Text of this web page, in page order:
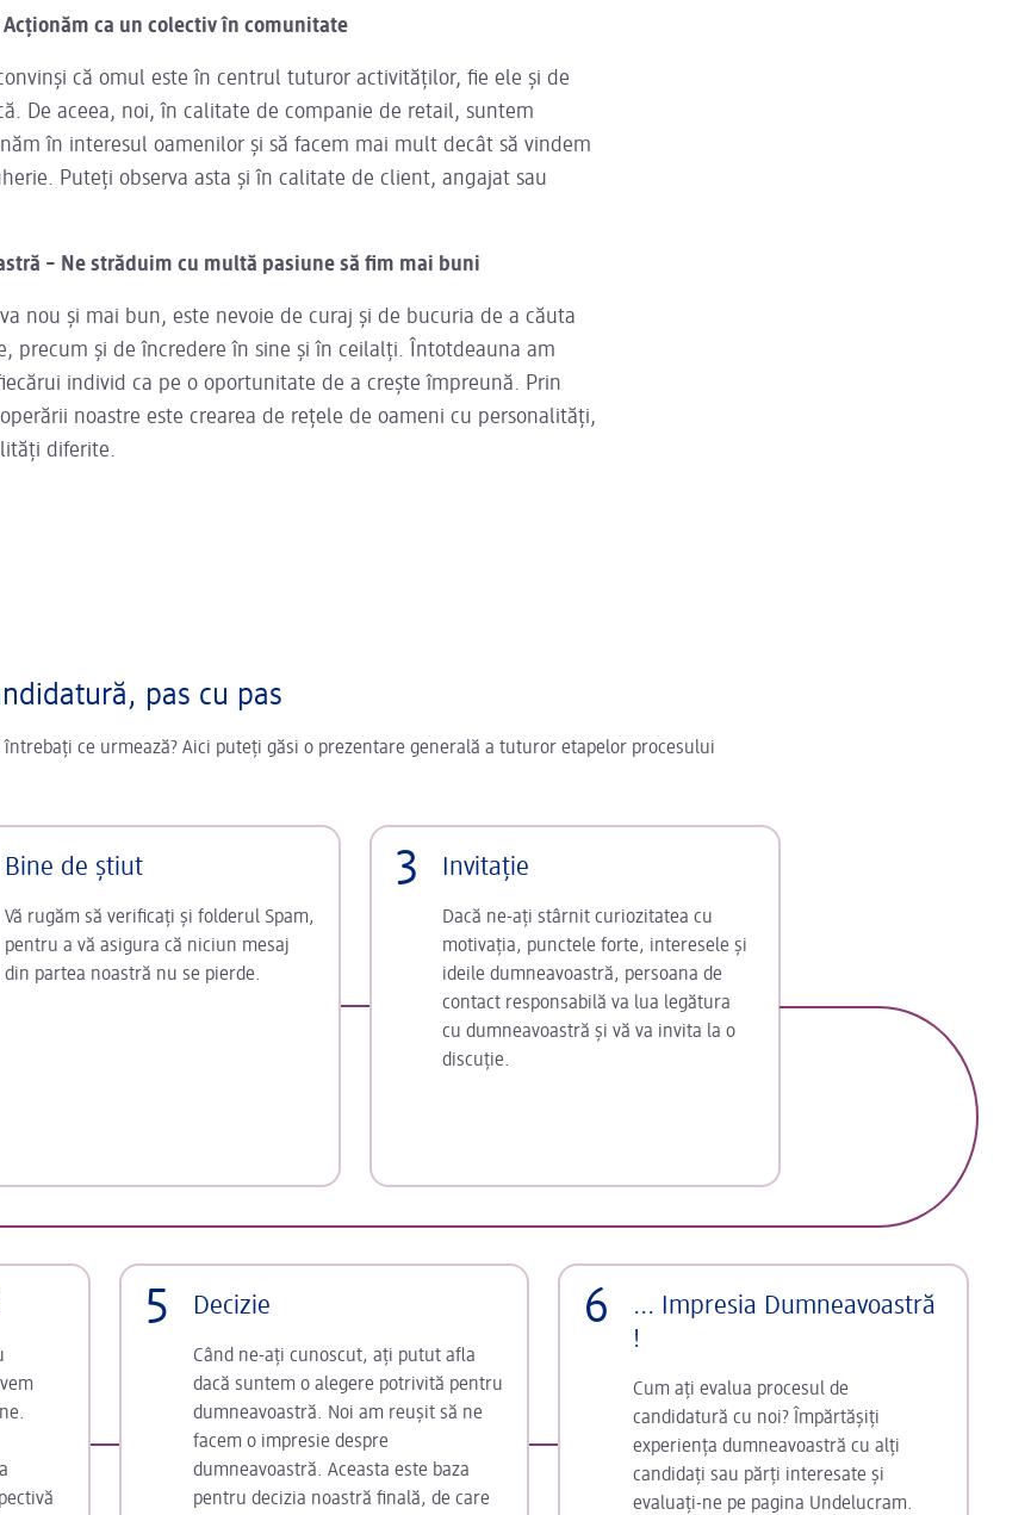
Acționăm ca un colectiv în comunitate
că omul este în centrul tuturor activităților, fie ele și de
De aceea, noi, în calitate de companie de retail, suntem
în interesul oamenilor și să facem mai mult decât să vindem
Puteți observa asta și în calitate de client, angajat sau
– Ne străduim cu multă pasiune să fim mai buni
nou și mai bun, este nevoie de curaj și de bucuria de a căuta
precum și de încredere în sine și în ceilalți. Întotdeauna am
individ ca pe o oportunitate de a crește împreună. Prin
noastre este crearea de rețele de oameni cu personalități,
diferite.
pas cu pas
ce urmează? Aici puteți găsi o prezentare generală a tuturor etapelor procesului
Bine de știut
Vă rugăm să verificați și folderul Spam,
pentru a vă asigura că niciun mesaj
din partea noastră nu se pierde.
3 Invitație
Dacă ne-ați stârnit curiozitatea cu
motivația, punctele forte, interesele și
ideile dumneavoastră, persoana de
contact responsabilă va lua legătura
cu dumneavoastră și vă va invita la o
discuție.
5 Decizie
Când ne-ați cunoscut, ați putut afla
dacă suntem o alegere potrivită pentru
dumneavoastră. Noi am reușit să ne
facem o impresie despre
dumneavoastră. Aceasta este baza
pentru decizia noastră finală, de care
6
... Impresia Dumneavoastră
!
Cum ați evalua procesul de
candidatură cu noi? Împărtășiți
experiența dumneavoastră cu alți
candidați sau părți interesate și
evaluați-ne pe pagina Undelucram.